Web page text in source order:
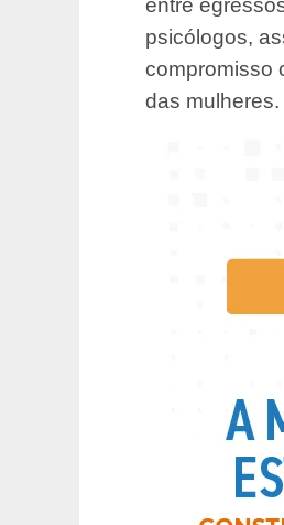
psicólogos,
compromisso
das mulheres.